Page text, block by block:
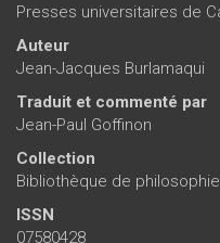
Presses universitaires de
Auteur
Jean-Jacques Burlamaqui
Traduit et commenté par
Jean-Paul Goffinon
Collection
Bibliothèque de
ISSN
07580428